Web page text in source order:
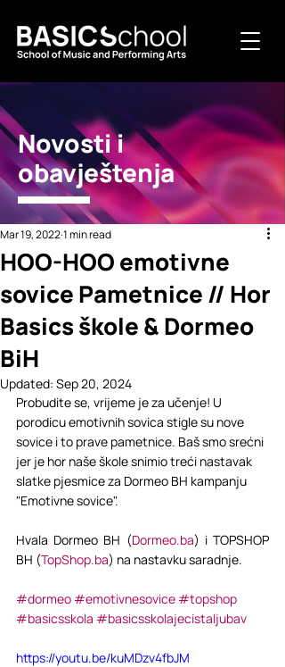
Novosti i
obavještenja
HOO-HOO emotivne
sovice Pametnice // Hor
Basics škole & Dormeo
BiH
Mar 19, 20221 min read
Updated: Sep 20, 2024
Probudite se, vrijeme je za učenje! U
porodicu emotivnih sovica stigle su nove
sovice i to prave pametnice. Baš smo srećni
jer je hor naše škole snimio treći nastavak
slatke pjesmice za Dormeo BH kampanju
"Emotivne sovice". ⁣
Hvala Dormeo BH (Dormeo.ba) i TOPSHOP
BH (TopShop.ba) na nastavku saradnje.
#dormeo #emotivnesovice #topshop
#basicsskola #basicsskolajecistaljubav
https://youtu.be/kuMDzv4fbJM